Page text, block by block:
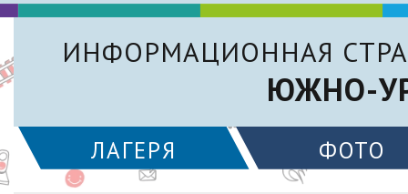
ИНФОРМАЦИОННАЯ
ЮЖНО-
ЛАГЕРЯ ФОТО